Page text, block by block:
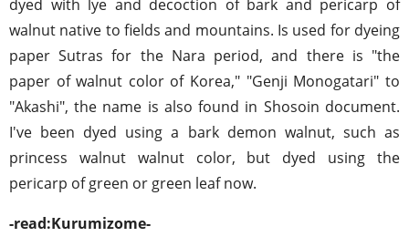
dyed with lye and decoction of bark and pericarp of
walnut native to fields and mountains. Is used for dyeing
paper Sutras for the Nara period, and there is "the
paper of walnut color of Korea," "Genji Monogatari" to
"Akashi", the name is also found in Shosoin document.
I've been dyed using a bark demon walnut, such as
princess walnut walnut color, but dyed using the
pericarp of green or green leaf now.
-read:Kurumizome-